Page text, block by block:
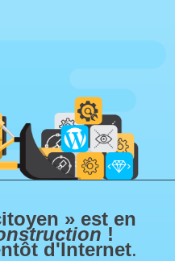
» est en
!
d'Internet.